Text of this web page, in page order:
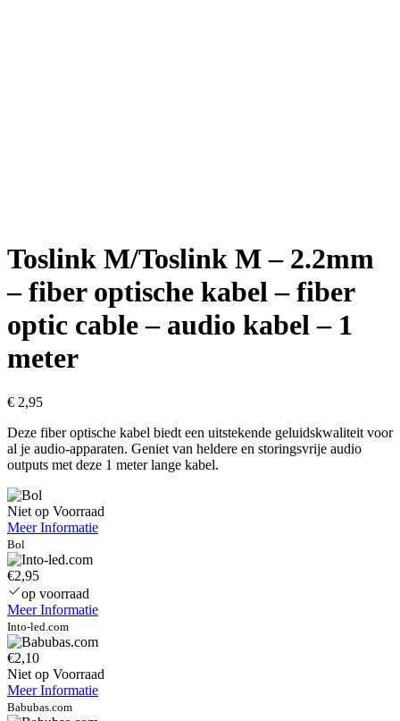
Toslink M/Toslink M – 2.2mm
– fiber optische kabel – fiber
optic cable – audio kabel – 1
meter
€ 2,95
Deze fiber optische kabel biedt een uitstekende geluidskwaliteit voor
al je audio-apparaten. Geniet van heldere en storingsvrije audio
outputs met deze 1 meter lange kabel.
Niet op Voorraad
Meer Informatie
Bol
€2,95
op voorraad
Meer Informatie
Into-led.com
€2,10
Niet op Voorraad
Meer Informatie
Babubas.com